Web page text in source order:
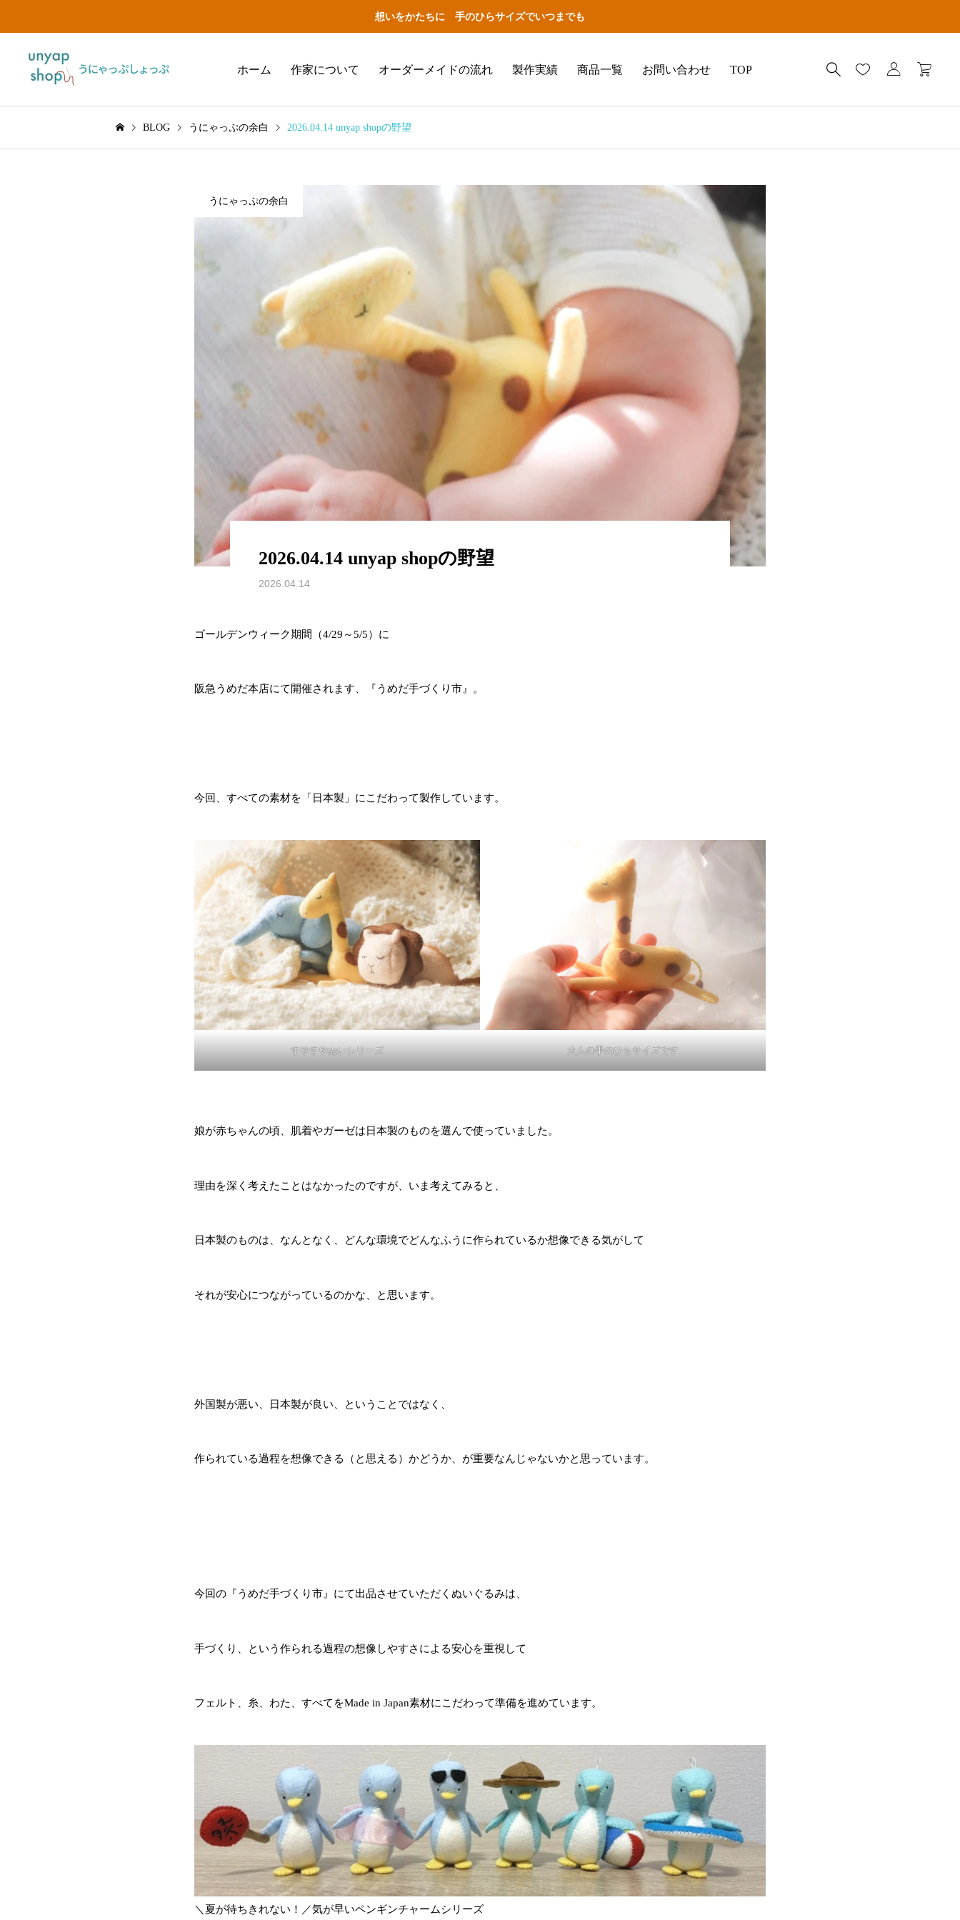
想いをかたちに 手のひらサイズでいつまでも
ホーム 作家について オーダーメイドの流れ 製作実績 商品一覧 お問い合わせ TOP
BLOG うにゃっぷの余白 2026.04.14 unyap shopの野望
うにゃっぷの余白
2026.04.14 unyap shopの野望
2026.04.14
ゴールデンウィーク期間（4/29～5/5）に
阪急うめだ本店にて開催されます、『うめだ手づくり市 』。
今回、すべての素材を「日本製」にこだわって製作しています。
すやすやぬいシリーズ 大人の手のひらサイズです
娘が赤ちゃんの頃、肌着やガーゼは日本製のものを選んで使っていました。
理由を深く考えたことはなかったのですが、いま考えてみると、
日本製のものは、なんとなく、どんな環境でどんなふうに作られているか想像できる気がして
それが安心につながっているのかな、と思います。
外国製が悪い、日本製が良い、ということではなく、
作られている過程を想像できる（と思える）かどうか、が重要なんじゃないかと思っています。
今回の『うめだ手づくり市』にて出品させていただくぬいぐるみは、
手づくり、という作られる過程の想像しやすさによる安心を重視して
フェルト、糸、わた、すべてをMade in Japan素材にこだわって準備を進めています。
＼夏が待ちきれない！／気が早いペンギンチャームシリーズ